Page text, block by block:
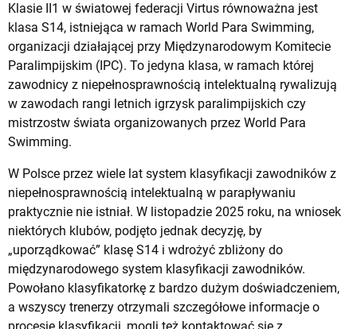
Klasie II1 w światowej federacji Virtus równoważna jest
klasa S14, istniejąca w ramach World Para Swimming,
organizacji działającej przy Międzynarodowym Komitecie
Paralimpijskim (IPC). To jedyna klasa, w ramach której
zawodnicy z niepełnosprawnością intelektualną rywalizują
w zawodach rangi letnich igrzysk paralimpijskich czy
mistrzostw świata organizowanych przez World Para
Swimming.
W Polsce przez wiele lat system klasyfikacji zawodników z
niepełnosprawnością intelektualną w parapływaniu
praktycznie nie istniał. W listopadzie 2025 roku, na wniosek
niektórych klubów, podjęto jednak decyzję, by
„uporządkować” klasę S14 i wdrożyć zbliżony do
międzynarodowego system klasyfikacji zawodników.
Powołano klasyfikatorkę z bardzo dużym doświadczeniem,
a wszyscy trenerzy otrzymali szczegółowe informacje o